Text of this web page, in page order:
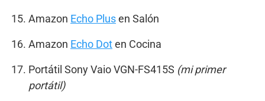
Amazon Echo Plusen Salón
Amazon Echo Doten Cocina
Portátil Sony Vaio VGN-FS415S (mi primer
portátil)